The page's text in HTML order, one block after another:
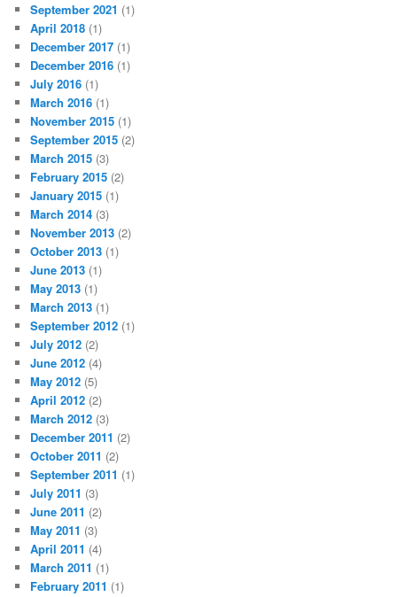
September 2021 (1)
April 2018 (1)
December 2017 (1)
December 2016 (1)
July 2016 (1)
March 2016 (1)
November 2015 (1)
September 2015 (2)
March 2015 (3)
February 2015 (2)
January 2015 (1)
March 2014 (3)
November 2013 (2)
October 2013 (1)
June 2013 (1)
May 2013 (1)
March 2013 (1)
September 2012 (1)
July 2012 (2)
June 2012 (4)
May 2012 (5)
April 2012 (2)
March 2012 (3)
December 2011 (2)
October 2011 (2)
September 2011 (1)
July 2011 (3)
June 2011 (2)
May 2011 (3)
April 2011 (4)
March 2011 (1)
February 2011 (1)